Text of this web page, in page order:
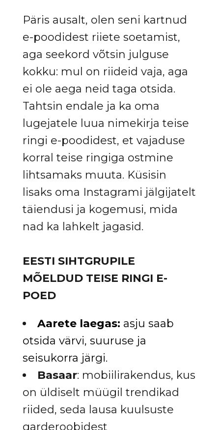
Päris ausalt, olen seni kartnud
e-poodidest riiete soetamist,
aga seekord võtsin julguse
kokku: mul on riideid vaja, aga
ei ole aega neid taga otsida.
Tahtsin endale ja ka oma
lugejatele luua nimekirja teise
ringi e-poodidest, et vajaduse
korral teise ringiga ostmine
lihtsamaks muuta. Küsisin
lisaks oma Instagrami jälgijatelt
täiendusi ja kogemusi, mida
nad ka lahkelt jagasid.
EESTI SIHTGRUPILE
MÕELDUD TEISE RINGI E-
POED
Aarete laegas: asju saab
otsida värvi, suuruse ja
seisukorra järgi.
Basaar: mobiilirakendus, kus
on üldiselt müügil trendikad
riided, seda lausa kuulsuste
garderoobidest